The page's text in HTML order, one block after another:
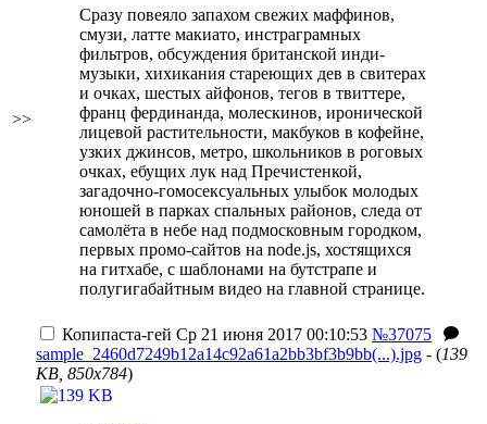
>>
Сразу повеяло запахом свежих маффинов,
смузи, латте макиато, инстраграмных
фильтров, обсуждения британской инди-
музыки, хихикания стареющих дев в свитерах
и очках, шестых айфонов, тегов в твиттере,
франц фердинанда, молескинов, иронической
лицевой растительности, макбуков в кофейне,
узких джинсов, метро, школьников в роговых
очках, ебущих лук над Пречистенкой,
загадочно-гомосексуальных улыбок молодых
юношей в парках спальных районов, следа от
самолёта в небе над подмосковным городком,
первых промо-сайтов на node.js, хостящихся
на гитхабе, с шаблонами на бутстрапе и
полугигабайтным видео на главной странице.
Копипаста-гей Ср 21 июня 2017 00:10:53 №37075
sample_2460d7249b12a14c92a61a2bb3bf3b9bb(...).jpg - (139
KB, 850x784)